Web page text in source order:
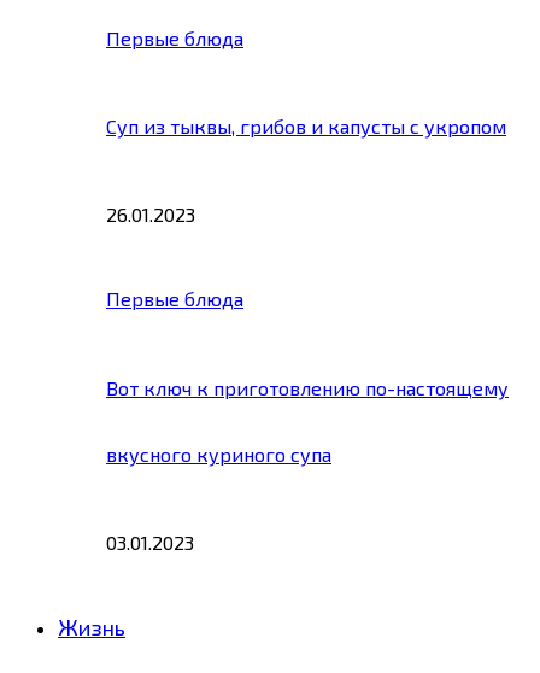
Первые блюда
Суп из тыквы, грибов и капусты с укропом
26.01.2023
Первые блюда
Вот ключ к приготовлению по-настоящему
вкусного куриного супа
03.01.2023
Жизнь